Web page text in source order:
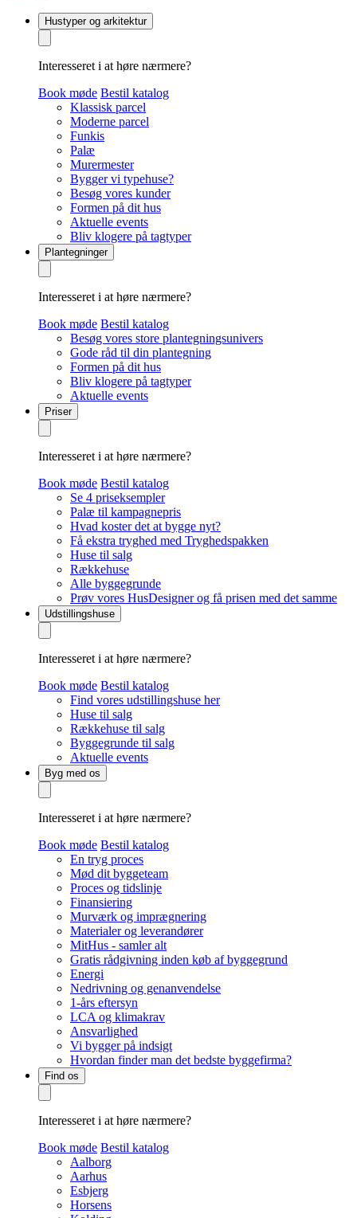
Hustyper og arkitektur
Interesseret i at høre nærmere?
Book møde Bestil katalog
Klassisk parcel
Moderne parcel
Funkis
Palæ
Murermester
Bygger vi typehuse?
Besøg vores kunder
Formen på dit hus
Aktuelle events
Bliv klogere på tagtyper
Plantegninger
Interesseret i at høre nærmere?
Book møde Bestil katalog
Besøg vores store plantegningsunivers
Gode råd til din plantegning
Formen på dit hus
Bliv klogere på tagtyper
Aktuelle events
Priser
Interesseret i at høre nærmere?
Book møde Bestil katalog
Se 4 priseksempler
Palæ til kampagnepris
Hvad koster det at bygge nyt?
Få ekstra tryghed med Tryghedspakken
Huse til salg
Rækkehuse
Alle byggegrunde
Prøv vores HusDesigner og få prisen med det samme
Udstillingshuse
Interesseret i at høre nærmere?
Book møde Bestil katalog
Find vores udstillingshuse her
Huse til salg
Rækkehuse til salg
Byggegrunde til salg
Aktuelle events
Byg med os
Interesseret i at høre nærmere?
Book møde Bestil katalog
En tryg proces
Mød dit byggeteam
Proces og tidslinje
Finansiering
Murværk og imprægnering
Materialer og leverandører
MitHus - samler alt
Gratis rådgivning inden køb af byggegrund
Energi
Nedrivning og genanvendelse
1-års eftersyn
LCA og klimakrav
Ansvarlighed
Vi bygger på indsigt
Hvordan finder man det bedste byggefirma?
Find os
Interesseret i at høre nærmere?
Book møde Bestil katalog
Aalborg
Aarhus
Esbjerg
Horsens